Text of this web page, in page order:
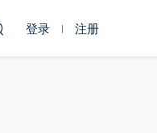
登录 注册